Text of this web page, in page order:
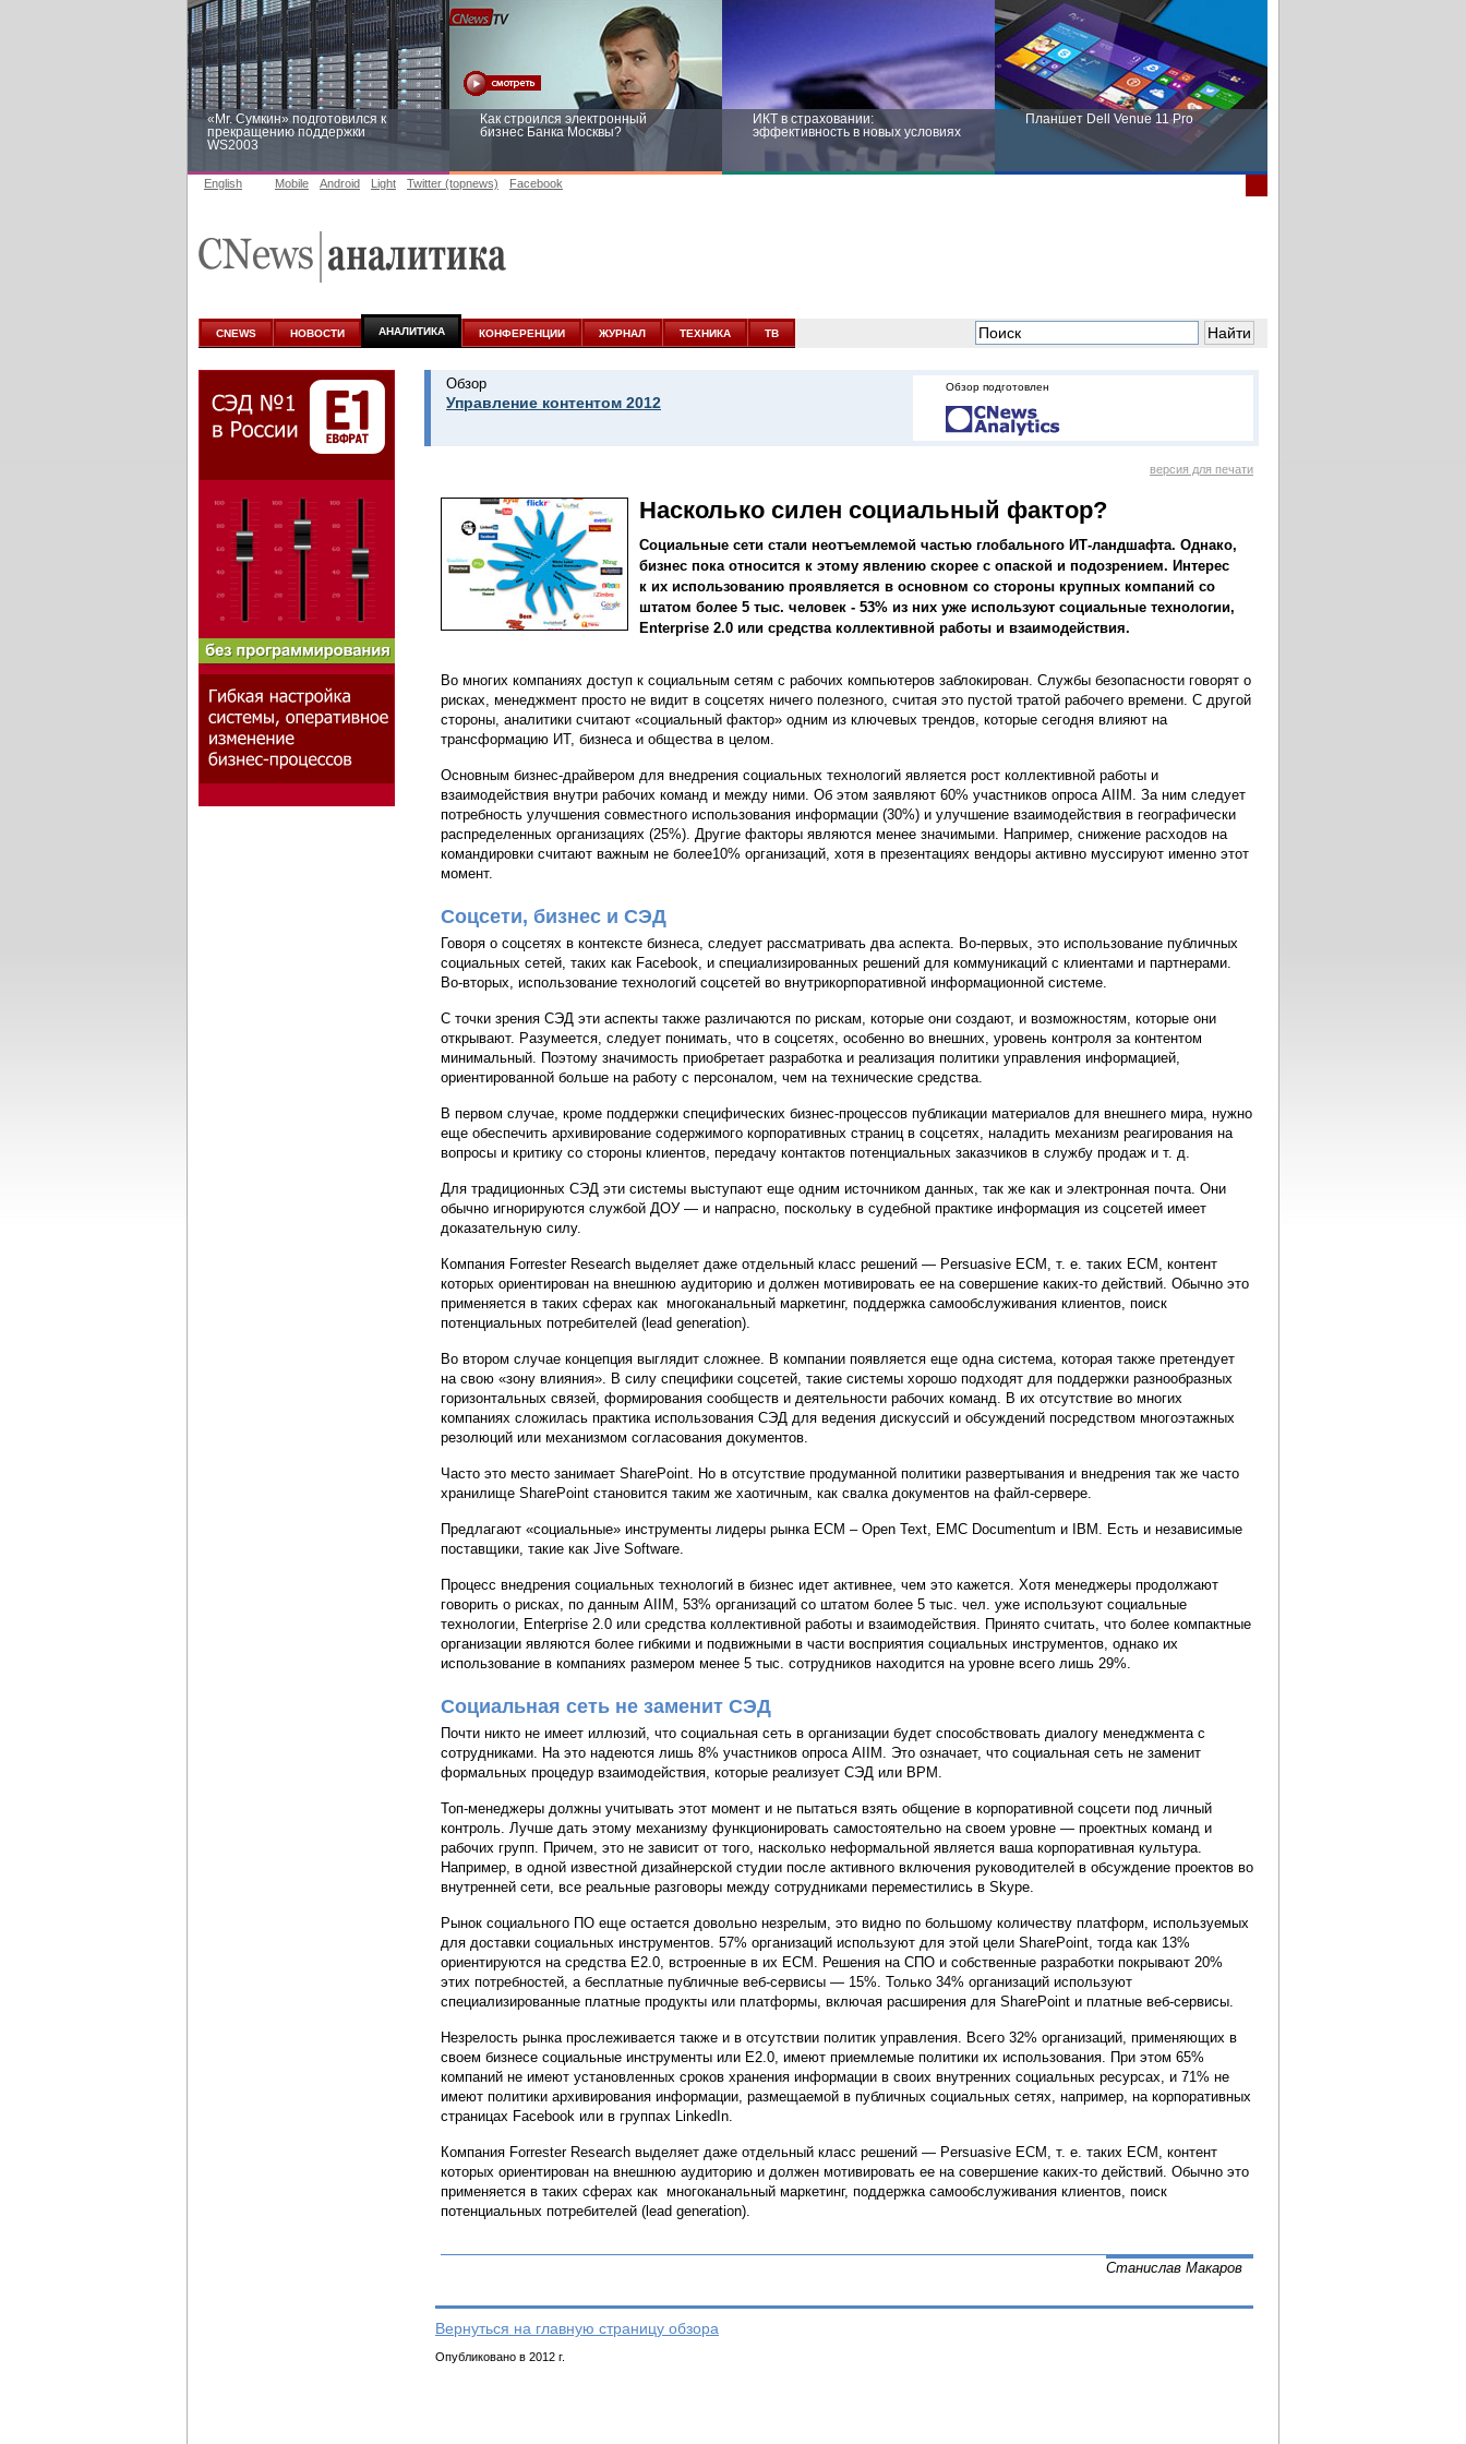
«Mr. Сумкин» подготовился к
прекращению поддержки
WS2003
Как строился электронный
бизнес Банка Москвы?
ИКТ в страховании:
эффективность в новых условиях
Планшет Dell Venue 11 Pro
аналитике
новых условиях
English Mobile Android Light Twitter (topnews) Facebook
CNEWS НОВОСТИ АНАЛИТИКА КОНФЕРЕНЦИИ ЖУРНАЛ ТЕХНИКА ТВ
Обзор
Управление контентом 2012
Обзор подготовлен
версия для печати
Насколько силен социальный фактор?
Социальные сети стали неотъемлемой частью глобального ИТ-ландшафта. Однако,
бизнес пока относится к этому явлению скорее с опаской и подозрением. Интерес
к их использованию проявляется в основном со стороны крупных компаний со
штатом более 5 тыс. человек - 53% из них уже используют социальные технологии,
Enterprise 2.0 или средства коллективной работы и взаимодействия.
Во многих компаниях доступ к социальным сетям с рабочих компьютеров заблокирован. Службы безопасности говорят о
рисках, менеджмент просто не видит в соцсетях ничего полезного, считая это пустой тратой рабочего времени. С другой
стороны, аналитики считают «социальный фактор» одним из ключевых трендов, которые сегодня влияют на
трансформацию ИТ, бизнеса и общества в целом.
Основным бизнес-драйвером для внедрения социальных технологий является рост коллективной работы и
взаимодействия внутри рабочих команд и между ними. Об этом заявляют 60% участников опроса AIIM. За ним следует
потребность улучшения совместного использования информации (30%) и улучшение взаимодействия в географически
распределенных организациях (25%). Другие факторы являются менее значимыми. Например, снижение расходов на
командировки считают важным не более10% организаций, хотя в презентациях вендоры активно муссируют именно этот
момент.
Соцсети, бизнес и СЭД
Говоря о соцсетях в контексте бизнеса, следует рассматривать два аспекта. Во-первых, это использование публичных
социальных сетей, таких как Facebook, и специализированных решений для коммуникаций с клиентами и партнерами.
Во-вторых, использование технологий соцсетей во внутрикорпоративной информационной системе.
С точки зрения СЭД эти аспекты также различаются по рискам, которые они создают, и возможностям, которые они
открывают. Разумеется, следует понимать, что в соцсетях, особенно во внешних, уровень контроля за контентом
минимальный. Поэтому значимость приобретает разработка и реализация политики управления информацией,
ориентированной больше на работу с персоналом, чем на технические средства.
В первом случае, кроме поддержки специфических бизнес-процессов публикации материалов для внешнего мира, нужно
еще обеспечить архивирование содержимого корпоративных страниц в соцсетях, наладить механизм реагирования на
вопросы и критику со стороны клиентов, передачу контактов потенциальных заказчиков в службу продаж и т. д.
Для традиционных СЭД эти системы выступают еще одним источником данных, так же как и электронная почта. Они
обычно игнорируются службой ДОУ — и напрасно, поскольку в судебной практике информация из соцсетей имеет
доказательную силу.
Компания Forrester Research выделяет даже отдельный класс решений — Persuasive ECM, т. е. таких ECM, контент
которых ориентирован на внешнюю аудиторию и должен мотивировать ее на совершение каких-то действий. Обычно это
применяется в таких сферах как многоканальный маркетинг, поддержка самообслуживания клиентов, поиск
потенциальных потребителей (lead generation).
Во втором случае концепция выглядит сложнее. В компании появляется еще одна система, которая также претендует
на свою «зону влияния». В силу специфики соцсетей, такие системы хорошо подходят для поддержки разнообразных
горизонтальных связей, формирования сообществ и деятельности рабочих команд. В их отсутствие во многих
компаниях сложилась практика использования СЭД для ведения дискуссий и обсуждений посредством многоэтажных
резолюций или механизмом согласования документов.
Часто это место занимает SharePoint. Но в отсутствие продуманной политики развертывания и внедрения так же часто
хранилище SharePoint становится таким же хаотичным, как свалка документов на файл-сервере.
Предлагают «социальные» инструменты лидеры рынка ECM – Open Text, EMC Documentum и IBM. Есть и независимые
поставщики, такие как Jive Software.
Процесс внедрения социальных технологий в бизнес идет активнее, чем это кажется. Хотя менеджеры продолжают
говорить о рисках, по данным AIIM, 53% организаций со штатом более 5 тыс. чел. уже используют социальные
технологии, Enterprise 2.0 или средства коллективной работы и взаимодействия. Принято считать, что более компактные
организации являются более гибкими и подвижными в части восприятия социальных инструментов, однако их
использование в компаниях размером менее 5 тыс. сотрудников находится на уровне всего лишь 29%.
Социальная сеть не заменит СЭД
Почти никто не имеет иллюзий, что социальная сеть в организации будет способствовать диалогу менеджмента с
сотрудниками. На это надеются лишь 8% участников опроса AIIM. Это означает, что социальная сеть не заменит
формальных процедур взаимодействия, которые реализует СЭД или BPM.
Топ-менеджеры должны учитывать этот момент и не пытаться взять общение в корпоративной соцсети под личный
контроль. Лучше дать этому механизму функционировать самостоятельно на своем уровне — проектных команд и
рабочих групп. Причем, это не зависит от того, насколько неформальной является ваша корпоративная культура.
Например, в одной известной дизайнерской студии после активного включения руководителей в обсуждение проектов во
внутренней сети, все реальные разговоры между сотрудниками переместились в Skype.
Рынок социального ПО еще остается довольно незрелым, это видно по большому количеству платформ, используемых
для доставки социальных инструментов. 57% организаций используют для этой цели SharePoint, тогда как 13%
ориентируются на средства E2.0, встроенные в их ECM. Решения на СПО и собственные разработки покрывают 20%
этих потребностей, а бесплатные публичные веб-сервисы — 15%. Только 34% организаций используют
специализированные платные продукты или платформы, включая расширения для SharePoint и платные веб-сервисы.
Незрелость рынка прослеживается также и в отсутствии политик управления. Всего 32% организаций, применяющих в
своем бизнесе социальные инструменты или E2.0, имеют приемлемые политики их использования. При этом 65%
компаний не имеют установленных сроков хранения информации в своих внутренних социальных ресурсах, и 71% не
имеют политики архивирования информации, размещаемой в публичных социальных сетях, например, на корпоративных
страницах Facebook или в группах LinkedIn.
Компания Forrester Research выделяет даже отдельный класс решений — Persuasive ECM, т. е. таких ECM, контент
которых ориентирован на внешнюю аудиторию и должен мотивировать ее на совершение каких-то действий. Обычно это
применяется в таких сферах как многоканальный маркетинг, поддержка самообслуживания клиентов, поиск
потенциальных потребителей (lead generation).
Станислав Макаров
Вернуться на главную страницу обзора
Опубликовано в 2012 г.